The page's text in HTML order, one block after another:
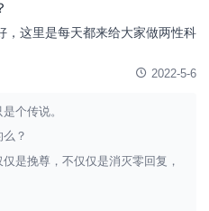
，这里是每天都来给大家做两性科
2022-5-6
个传说。
？
是挽尊，不仅仅是消灭零回复，